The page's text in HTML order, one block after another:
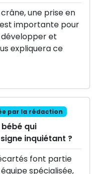
une prise en
importante pour
et
expliquera ce
par la rédaction
qui
inquiétant ?
font partie
spécialisée,